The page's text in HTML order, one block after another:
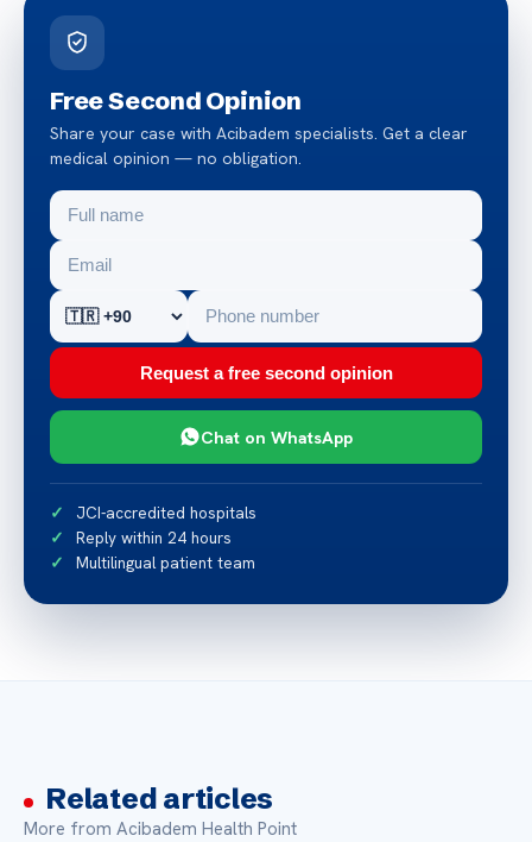
Free Second Opinion
Share your case with Acibadem specialists. Get a clear
medical opinion — no obligation.
Request a free second opinion
Chat on WhatsApp
JCI-accredited hospitals
Reply within 24 hours
Multilingual patient team
Related articles
More from Acibadem Health Point